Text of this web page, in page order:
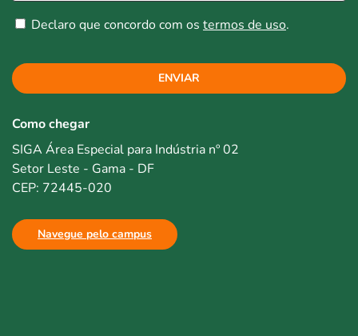
Declaro que concordo com os termos de uso.
ENVIAR
Como chegar
SIGA Área Especial para Indústria nº 02
Setor Leste - Gama - DF
CEP: 72445-020
Navegue pelo campus